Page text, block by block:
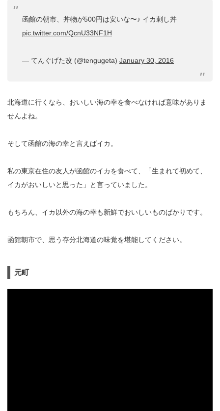
函館の朝市、丼物が500円は安いな〜♪ イカ刺し丼
pic.twitter.com/QcnU33NF1H
— てんぐげた改 (@tengugeta) January 30, 2016
北海道に行くなら、おいしい海の幸を食べなければ意味がありま
せんよね。
そして函館の海の幸と言えばイカ。
私の東京在住の友人が函館のイカを食べて、「生まれて初めて、
イカがおいしいと思った」と言っていました。
もちろん、イカ以外の海の幸も新鮮でおいしいものばかりです。
函館朝市で、思う存分北海道の味覚を堪能してください。
元町